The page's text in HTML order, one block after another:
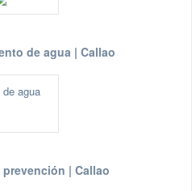
de agua | Callao
agua
| Callao